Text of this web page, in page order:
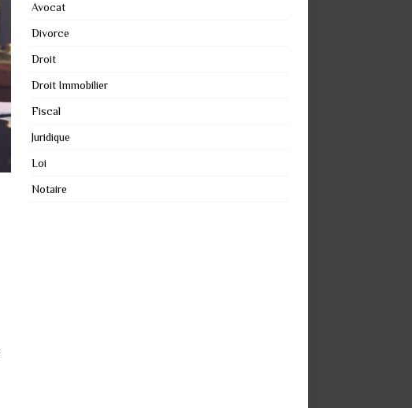
Avocat
Divorce
Droit
Droit Immobilier
Fiscal
Juridique
Loi
Notaire